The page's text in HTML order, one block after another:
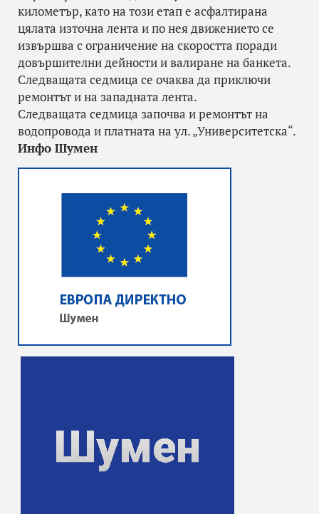
километър, като на този етап е асфалтирана
цялата източна лента и по нея движението се
извършва с ограничение на скоростта поради
довършителни дейности и валиране на банкета.
Следващата седмица се очаква да приключи
ремонтът и на западната лента.
Следващата седмица започва и ремонтът на
водопровода и платната на ул. „Университетска“.
Инфо Шумен